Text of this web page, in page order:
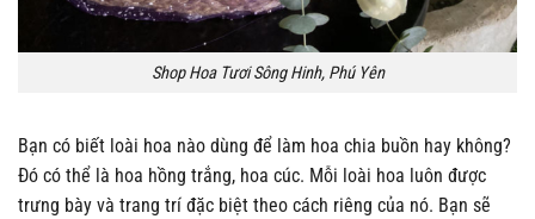
Shop Hoa Tươi Sông Hinh, Phú Yên
Bạn có biết loài hoa nào dùng để làm hoa chia buồn hay không?
Đó có thể là hoa hồng trắng, hoa cúc. Mỗi loài hoa luôn được
trưng bày và trang trí đặc biệt theo cách riêng của nó. Bạn sẽ